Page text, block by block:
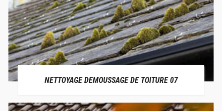
NETTOYAGE DEMOUSSAGE DE TOITURE 07